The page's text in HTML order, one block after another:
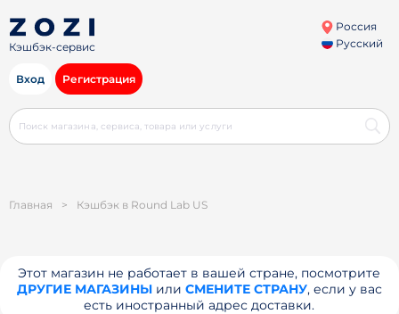
Кэшбэк-сервис
Россия
Русский
Вход Регистрация
Главная > Кэшбэк в Round Lab US
Этот магазин не работает в вашей стране, посмотрите
ДРУГИЕ МАГАЗИНЫили СМЕНИТЕ СТРАНУ, если у вас
есть иностранный адрес доставки.